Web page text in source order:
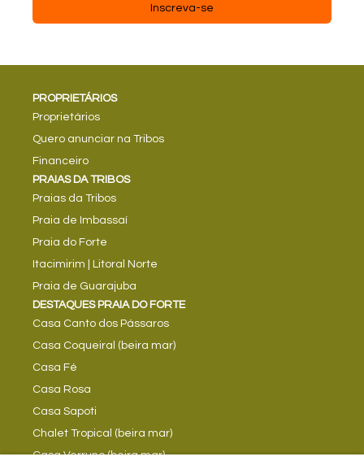
Inscreva-se
PROPRIETÁRIOS
Proprietários
Quero anunciar na Tribos
Financeiro
PRAIAS DA TRIBOS
Praias da Tribos
Praia de Imbassaí
Praia do Forte
Itacimirim | Litoral Norte
Praia de Guarajuba
DESTAQUES PRAIA DO FORTE
Casa Canto dos Pássaros
Casa Coqueiral (beira mar)
Casa Fé
Casa Rosa
Casa Sapoti
Chalet Tropical (beira mar)
Casa Verruno (beira mar)